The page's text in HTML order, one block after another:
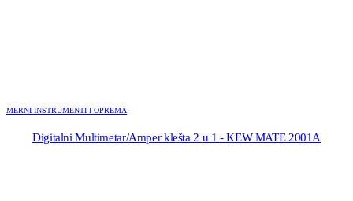
MERNI INSTRUMENTI I OPREMA
Digitalni Multimetar/Amper klešta 2 u 1 - KEW MATE 2001A